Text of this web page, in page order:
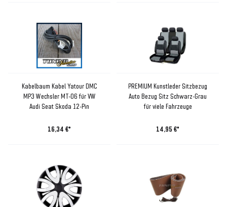
Kabelbaum Kabel Yatour DMC
MP3 Wechsler MT-06 für VW
Audi Seat Skoda 12-Pin
16,34 €*
PREMIUM Kunstleder Sitzbezug
Auto Bezug Sitz Schwarz-Grau
für viele Fahrzeuge
14,95 €*